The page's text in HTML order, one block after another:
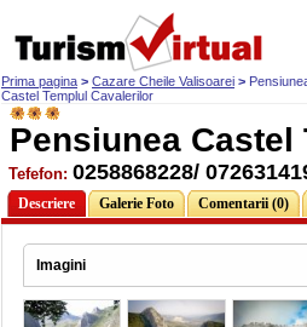
Prima pagina > Cazare Cheile Valisoarei >
Castel Templul Cavalerilor
Pensiunea
Tefefon: 0258868228/
Descriere Galerie Foto Comentarii (0)
Imagini